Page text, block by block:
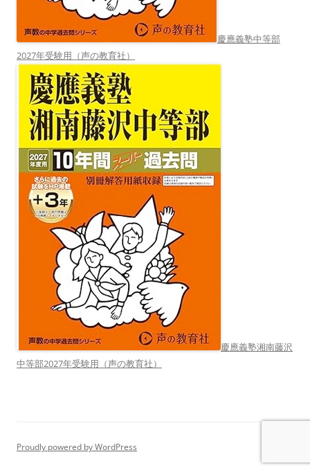
慶應義塾中等部
2027年受験用（声の教育社）
慶應義塾湘南藤沢
中等部2027年受験用（声の教育社）
Proudly powered by WordPress